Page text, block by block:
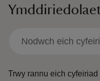
Trwy rannu eich cyfeiriad